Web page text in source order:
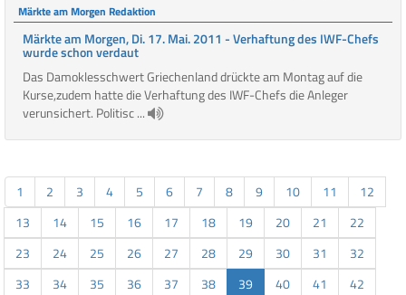
Märkte am Morgen Redaktion
Märkte am Morgen, Di. 17. Mai. 2011 - Verhaftung des IWF-Chefs
wurde schon verdaut
Das Damoklesschwert Griechenland drückte am Montag auf die
Kurse,zudem hatte die Verhaftung des IWF-Chefs die Anleger
verunsichert. Politisc ...
1 2 3 4 5 6 7 8 9 10 11
12
13
14 15 16 17 18 19 20 21
22
23
24 25 26 27 28 29 30 31
32
33
34 35 36 37 38 39 40 41
42